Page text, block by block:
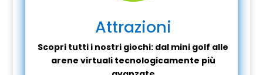
Attrazioni
Scopri tutti i nostri giochi: dal mini golf alle
arene virtuali tecnologicamente più